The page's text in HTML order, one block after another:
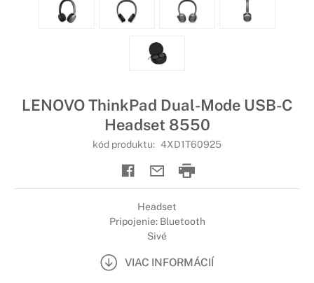
LENOVO ThinkPad Dual-Mode USB-C
Headset 8550
kód produktu: 4XD1T60925
Headset
Pripojenie: Bluetooth
Sivé
VIAC INFORMÁCIÍ